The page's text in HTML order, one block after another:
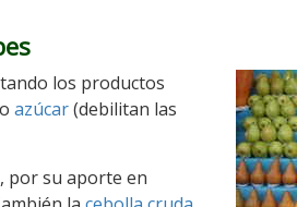
los productos
azúcar(debilitan las
por su aporte en